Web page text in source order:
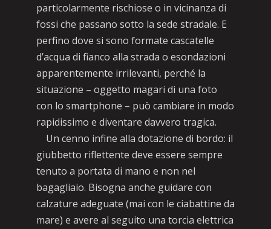
particolarmente rischiose o in vicinanza di
fossi che passano sotto la sede stradale. E
perfino dove si sono formate cascatelle
d’acqua di fianco alla strada o esondazioni
apparentemente irrilevanti, perché la
situazione – oggetto magari di una foto
con lo smartphone – può cambiare in modo
rapidissimo e diventare davvero tragica.
Un cenno infine alla dotazione di bordo: il
giubbetto riflettente deve essere sempre
tenuto a portata di mano e non nel
bagagliaio. Bisogna anche guidare con
calzature adeguate (mai con le ciabattine da
mare) e avere al seguito una torcia elettrica